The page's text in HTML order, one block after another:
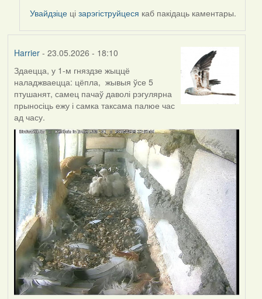
Юлія
С.К.
Увайдзіце цізарэгіструйцеся каб пакідаць каментары.
Harrier- 23.05.2026 - 18:10
Здаецца, у 1-м гняздзе жыццё
наладжваецца: цёпла, жывыя ўсе 5
птушанят, самец пачаў даволі рэгулярна
прыносіць ежу і самка таксама палюе час
ад часу.